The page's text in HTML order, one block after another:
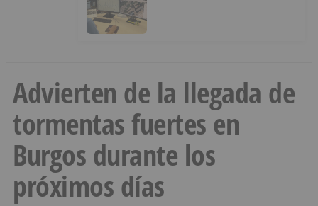
Advierten de la llegada de
tormentas fuertes en
Burgos durante los
próximos días